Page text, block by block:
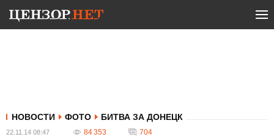
НОВОСТИ ФОТО БИТВА ЗА ДОНЕЦК
22.11.14 08:47 84 353 704